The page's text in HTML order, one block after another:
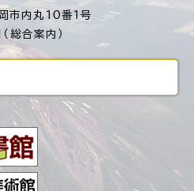
内丸10番1号
合案内）